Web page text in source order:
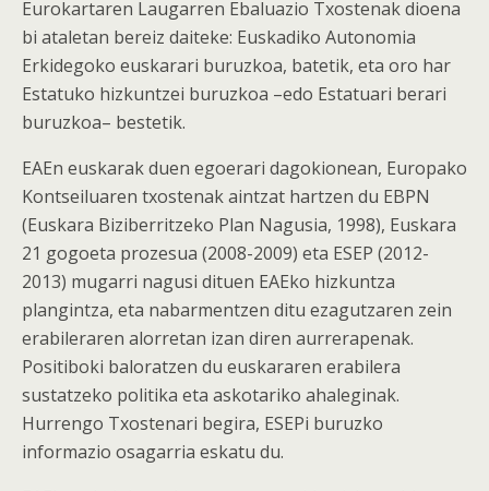
Eurokartaren Laugarren Ebaluazio Txostenak dioena
bi ataletan bereiz daiteke: Euskadiko Autonomia
Erkidegoko euskarari buruzkoa, batetik, eta oro har
Estatuko hizkuntzei buruzkoa –edo Estatuari berari
buruzkoa– bestetik.
EAEn euskarak duen egoerari dagokionean, Europako
Kontseiluaren txostenak aintzat hartzen du EBPN
(Euskara Biziberritzeko Plan Nagusia, 1998), Euskara
21 gogoeta prozesua (2008-2009) eta ESEP (2012-
2013) mugarri nagusi dituen EAEko hizkuntza
plangintza, eta nabarmentzen ditu ezagutzaren zein
erabileraren alorretan izan diren aurrerapenak.
Positiboki baloratzen du euskararen erabilera
sustatzeko politika eta askotariko ahaleginak.
Hurrengo Txostenari begira, ESEPi buruzko
informazio osagarria eskatu du.